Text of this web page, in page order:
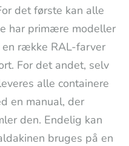
det første kan alle
har primære modeller
række RAL-farver
For det andet, selv
alle containere
en manual, der
den. Endelig kan
bruges på en